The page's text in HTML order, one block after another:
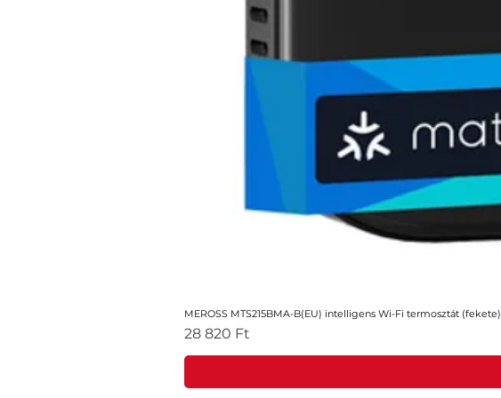
MEROSS MTS215BMA-B(EU) intelligens Wi-Fi termosztát (fekete)
Ár
28 820 Ft